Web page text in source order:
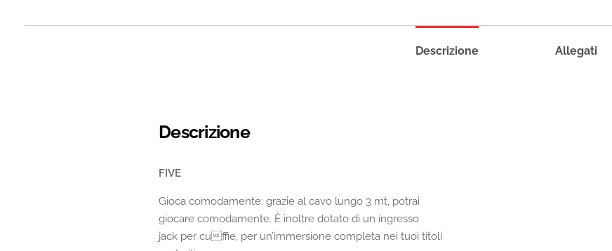
Descrizione Allegati
Descrizione
FIVE
Gioca comodamente: grazie al cavo lungo 3 mt, potrai
giocare comodamente. È inoltre dotato di un ingresso
jack per cuffie, per un’immersione completa nei tuoi titoli